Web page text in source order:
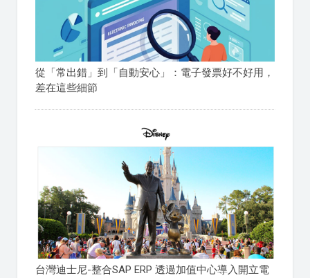
從「常出錯」到「自動安心」：電子發票好不好用，
差在這些細節
台灣迪士尼-整合SAP ERP 透過加值中心導入開立電